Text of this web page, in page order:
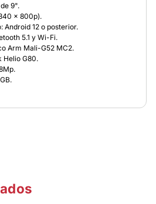
9".
x 800p).
Android 12 o posterior.
5.1 y Wi-Fi.
Arm Mali-G52 MC2.
Helio G80.